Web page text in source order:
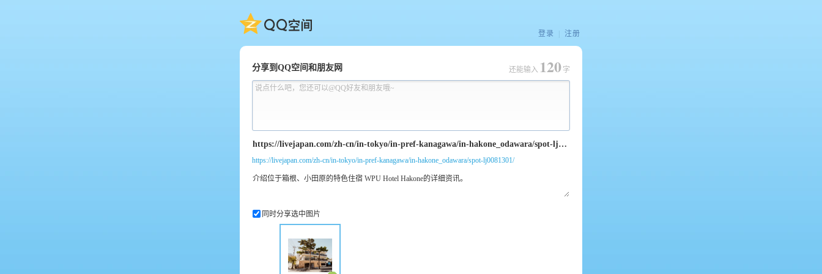
QQ空间
登录 注册
分享到QQ空间和朋友网
说点什么吧，您还可以@QQ好友和朋友哦~
还能输入 120 字
https://livejapan.com/zh-cn/in-tokyo/in-pref-kanagawa/in-hakone_odawara/spot-lj0081301/
同时分享选中图片